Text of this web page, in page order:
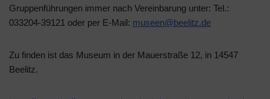
Gruppenführungen immer nach Vereinbarung unter: Tel.:
033204-39121 oder per E-Mail: museen@beelitz.de
Zu finden ist das Museum in der Mauerstraße 12, in 14547
Beelitz.